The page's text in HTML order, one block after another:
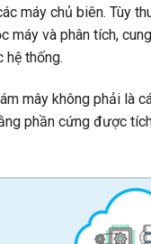
máy chủ biên. Tùy
máy và phân tích,
hệ thống.
mây không phải là
phần cứng được